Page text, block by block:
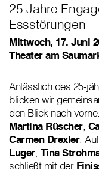
25 Jahre
Essstörungen
Mittwoch, 17. Juni
Theater am
Anlässlich des
blicken wir
den Blick nach
Martina Rüscher,
Carmen Drexler.
Luger, Tina
schließt mit der